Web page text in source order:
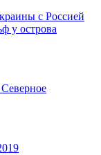
с Россией
у острова